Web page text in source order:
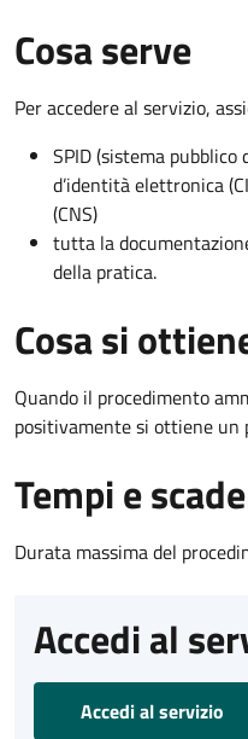
Cosa serve
Per accedere al servizio,
SPID (sistema
d’identità elettronica
(CNS)
tutta la
della pratica.
Cosa si
Quando il procedimento
positivamente si ottiene un
Tempi e
Durata massima del
Accedi al
Accedi al servizio